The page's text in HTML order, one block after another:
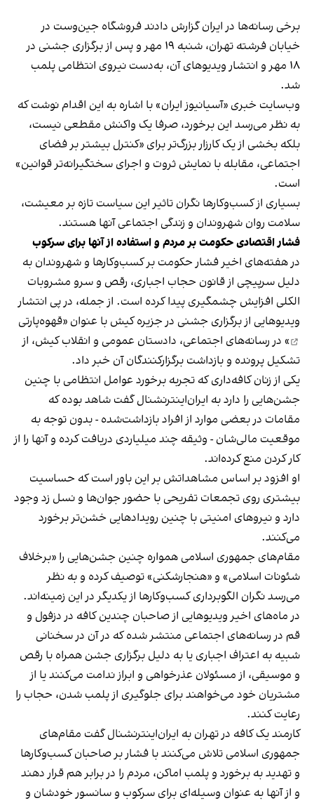
برخی رسانه‌ها در ایران گزارش دادند فروشگاه جین‌وست در
خیابان فرشته تهران، شنبه ۱۹ مهر و پس از برگزاری جشنی در
۱۸ مهر و انتشار ویدیوهای آن، به‌دست نیروی انتظامی پلمب
شد.
وب‌سایت خبری «آسیانیوز ایران» با اشاره به این اقدام نوشت که
به نظر می‌رسد این برخورد، صرفا یک واکنش مقطعی نیست،
بلکه بخشی از یک کارزار بزرگ‌تر برای «کنترل بیشتر بر فضای
اجتماعی، مقابله با نمایش ثروت و اجرای سختگیرانه‌تر قوانین»
است.
بسیاری از کسب‌وکارها نگران تاثیر این سیاست‌ تازه بر معیشت،
سلامت روان شهروندان و زندگی اجتماعی آنها هستند.
فشار اقتصادی حکومت بر مردم و استفاده از آنها برای سرکوب
در هفته‌های اخیر فشار حکومت بر کسب‌وکارها و شهروندان به
دلیل سرپیچی از قانون حجاب اجباری، رقص و سرو مشروبات
الکلی افزایش چشمگیری پیدا کرده است. از جمله، در پی انتشار
ویدیوهایی از برگزاری جشنی در جزیره کیش با عنوان «قهوه‌پارتی
» در رسانه‌های اجتماعی، دادستان عمومی و انقلاب کیش، از
تشکیل پرونده و بازداشت برگزارکنندگان آن خبر داد.
یکی از زنان کافه‌داری که تجربه برخورد عوامل انتظامی با چنین
جشن‌هایی را دارد به ایران‌اینترنشنال گفت شاهد بوده که
مقامات در بعضی موارد از افراد بازداشت‌‌شده - بدون توجه به
موقعیت مالی‌شان - وثیقه چند میلیاردی دریافت کرده و آنها را از
کار کردن منع کرده‌اند.
او افزود بر اساس مشاهداتش بر این باور است که حساسیت
بیشتری روی تجمعات تفریحی با حضور جوان‌ها و نسل زد وجود
دارد و نیروهای امنیتی با چنین رویدادهایی خشن‌تر برخورد
می‌کنند.
مقام‌های جمهوری اسلامی همواره چنین جشن‌هایی را «برخلاف
شئونات اسلامی» و «هنجارشکنی» توصیف کرده و به نظر
می‌رسد نگران الگوبرداری کسب‌وکارها از یکدیگر در این زمینه‌اند.
در ماه‌های اخیر ویدیوهایی از صاحبان چندین کافه در دزفول و
قم در رسانه‌های اجتماعی منتشر شده که در آن در سخنانی
شبیه به اعتراف اجباری یا به دلیل برگزاری جشن همراه با رقص
و موسیقی، از مسئولان عذرخواهی و ابراز ندامت می‌کنند یا از
مشتریان خود می‌خواهند برای جلوگیری از پلمب شدن، حجاب را
رعایت کنند.
کارمند یک کافه در تهران به ایران‌اینترنشنال گفت مقام‌های
جمهوری اسلامی تلاش می‌کنند با فشار بر صاحبان کسب‌وکارها
و تهدید به برخورد و پلمب اماکن، مردم را در برابر هم قرار دهند
و از آنها به عنوان وسیله‌ای برای سرکوب و سانسور خودشان و